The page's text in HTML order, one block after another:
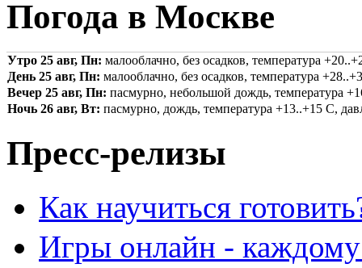
Погода в Москве
Утро 25 авг, Пн: малооблачно, без осадков, температура
День 25 авг, Пн: малооблачно, без осадков, температура
Вечер 25 авг, Пн: пасмурно, небольшой дождь, температура
Ночь 26 авг, Вт: пасмурно, дождь, температура +13..+15 С,
Пресс-релизы
Как научиться
Игры онлайн - каждому